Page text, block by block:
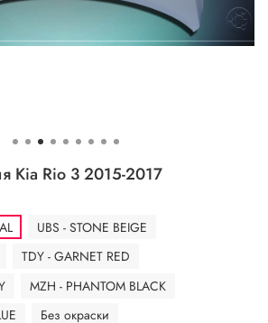
Kia Rio 3 2015-2017
UBS - STONE BEIGE
TDY - GARNET RED
MZH - PHANTOM BLACK
Без окраски